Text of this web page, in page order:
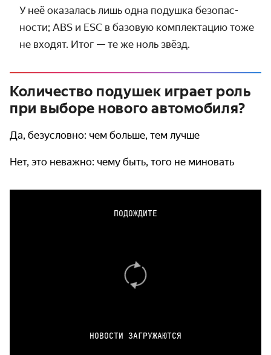
У неё оказалась лишь одна подушка безопас­
ности; ABS и ESC в базовую комплектацию тоже
не входят. Итог — те же ноль звёзд.
Количество подушек играет роль
при выборе нового автомобиля?
Да, безусловно: чем больше, тем лучше
Нет, это неважно: чему быть, того не миновать
ПОДОЖДИТЕ
НОВОСТИ ЗАГРУЖАЮТСЯ